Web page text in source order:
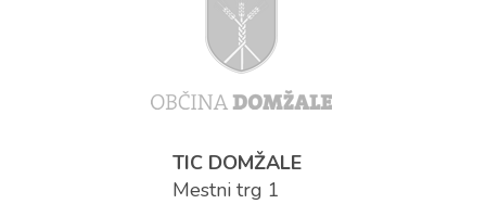
TIC DOMŽALE
Mestni trg 1